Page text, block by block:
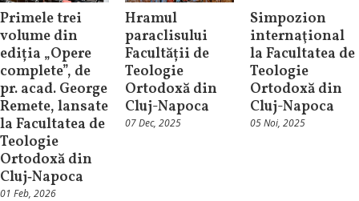
Primele trei
volume din
ediția „Opere
complete”, de
pr. acad. George
Remete, lansate
la Facultatea de
Teologie
Ortodoxă din
Cluj‑Napoca
01 Feb, 2026
Hramul
paraclisului
Facultății de
Teologie
Ortodoxă din
Cluj-Napoca
07 Dec, 2025
Simpozion
internaţional
la Facultatea de
Teologie
Ortodoxă din
Cluj-Napoca
05 Noi, 2025